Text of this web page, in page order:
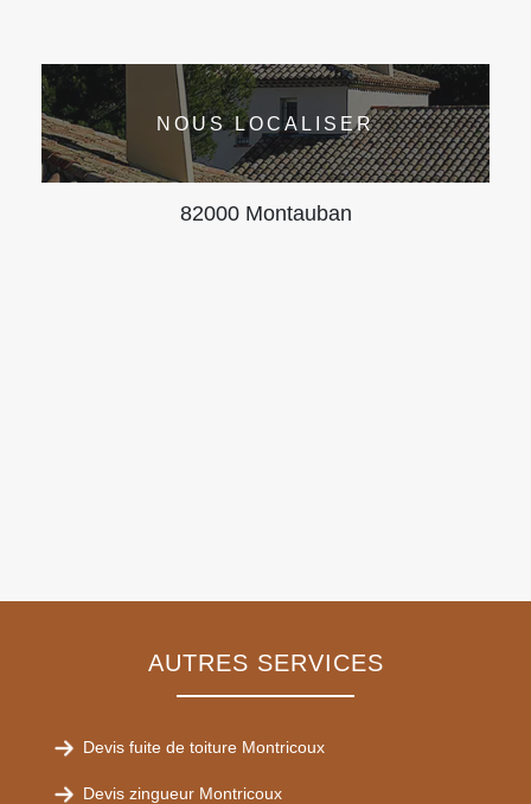
NOUS LOCALISER
82000 Montauban
AUTRES SERVICES
Devis fuite de toiture Montricoux
Devis zingueur Montricoux